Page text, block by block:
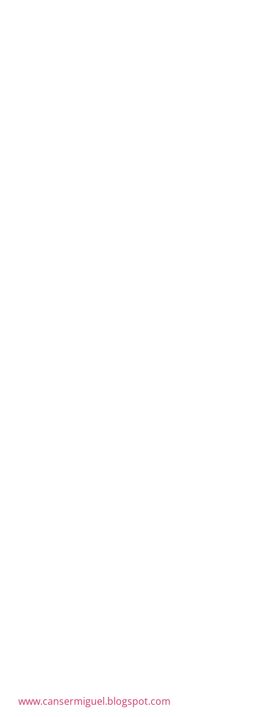
www.cansermiguel.blogspot.com